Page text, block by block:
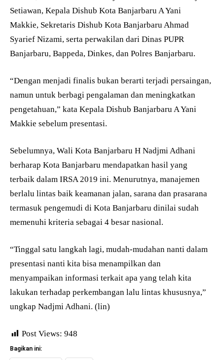
Setiawan, Kepala Dishub Kota Banjarbaru A Yani
Makkie, Sekretaris Dishub Kota Banjarbaru Ahmad
Syarief Nizami, serta perwakilan dari Dinas PUPR
Banjarbaru, Bappeda, Dinkes, dan Polres Banjarbaru.
“Dengan menjadi finalis bukan berarti terjadi persaingan,
namun untuk berbagi pengalaman dan meningkatkan
pengetahuan,” kata Kepala Dishub Banjarbaru A Yani
Makkie sebelum presentasi.
Sebelumnya, Wali Kota Banjarbaru H Nadjmi Adhani
berharap Kota Banjarbaru mendapatkan hasil yang
terbaik dalam IRSA 2019 ini. Menurutnya, manajemen
berlalu lintas baik keamanan jalan, sarana dan prasarana
termasuk pengemudi di Kota Banjarbaru dinilai sudah
memenuhi kriteria sebagai 4 besar nasional.
“Tinggal satu langkah lagi, mudah-mudahan nanti dalam
presentasi nanti kita bisa menampilkan dan
menyampaikan informasi terkait apa yang telah kita
lakukan terhadap perkembangan lalu lintas khususnya,”
ungkap Nadjmi Adhani. (lin)
Post Views: 948
Bagikan ini: